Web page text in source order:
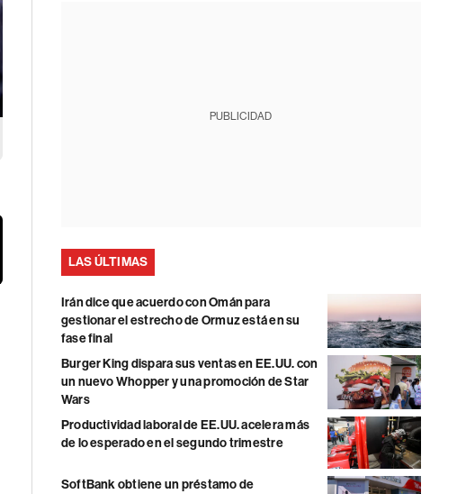
PUBLICIDAD
LAS ÚLTIMAS
Irán dice que acuerdo con Omán para
gestionar el estrecho de Ormuz está en su
fase final
Burger King dispara sus ventas en EE.UU. con
un nuevo Whopper y una promoción de Star
Wars
Productividad laboral de EE.UU. acelera más
de lo esperado en el segundo trimestre
SoftBank obtiene un préstamo de